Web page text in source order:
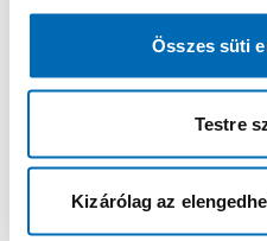
Összes süti
Testre
Kizárólag az